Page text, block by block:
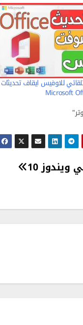
للاوفيس ايقاف تحديثات
10